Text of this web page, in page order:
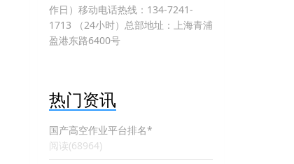
作日）移动电话热线：134-7241-
1713 （24小时）总部地址：上海青浦
盈港东路6400号
热门资讯
国产高空作业平台排名*
阅读(68964)